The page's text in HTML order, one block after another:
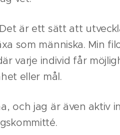
är ett sätt att
som människa. Min
varje individ får
eller mål.
och jag är även aktiv